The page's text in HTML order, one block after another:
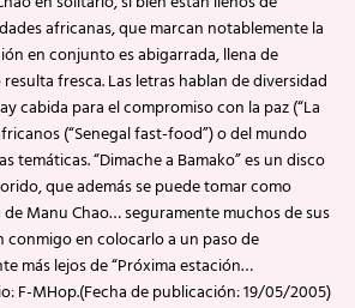
africanas, que marcan notablemente la
en conjunto es abigarrada, llena de
fresca. Las letras hablan de diversidad
cabida para el compromiso con la paz (“La
(“Senegal fast-food”) o del mundo
temáticas. “Dimache a Bamako” es un disco
que además se puede tomar como
Manu Chao… seguramente muchos de sus
en colocarlo a un paso de
más lejos de “Próxima estación…
F-MHop.(Fecha de publicación: 19/05/2005)